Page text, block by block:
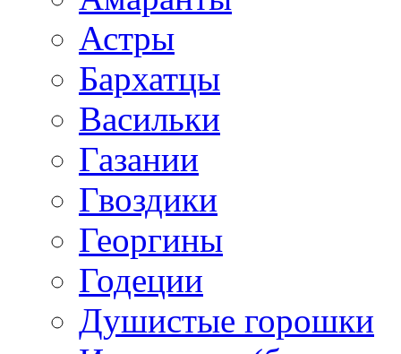
Астры
Бархатцы
Васильки
Газании
Гвоздики
Георгины
Годеции
Душистые горошки